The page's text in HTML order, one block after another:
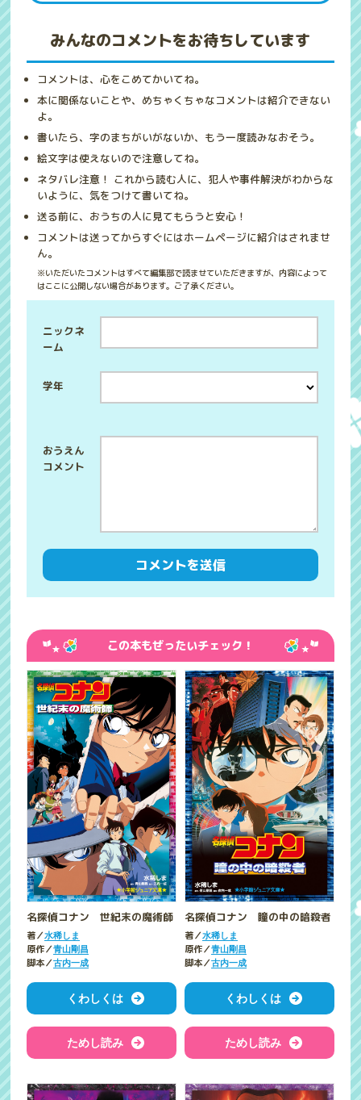
みんなのコメントをお待ちしています
コメントは、心をこめてかいてね。
本に関係ないことや、めちゃくちゃなコメントは紹介できない
よ。
書いたら、字のまちがいがないか、もう一度読みなおそう。
絵文字は使えないので注意してね。
ネタバレ注意！ これから読む人に、犯人や事件解決がわからな
いように、気をつけて書いてね。
送る前に、おうちの人に見てもらうと安心！
コメントは送ってからすぐにはホームページに紹介はされませ
ん。
※いただいたコメントはすべて編集部で読ませていただきますが、内容によって
はここに公開しない場合があります。ご了承ください。
学年
ニックネ
ーム
この本もぜったいチェック！
名探偵コナン 世紀末の魔術師
著／水稀しま
原作／青山剛昌
脚本／古内一成
くわしくは
ためし読み
名探偵コナン 瞳の中の暗殺者
著／水稀しま
原作／青山剛昌
脚本／古内一成
くわしくは
ためし読み